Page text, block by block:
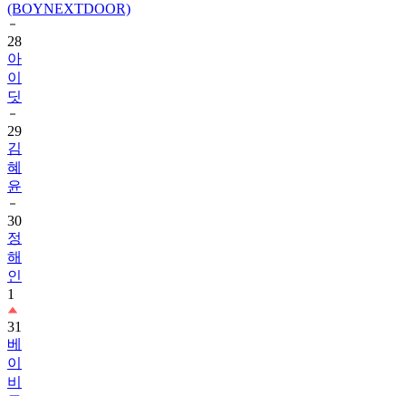
28
아
이
딧
29
김
혜
윤
30
정
해
인
1
31
베
이
비
몬
스